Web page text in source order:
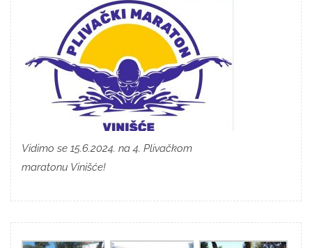
Vidimo se 15.6.2024. na 4. Plivačkom
maratonu Vinišće!